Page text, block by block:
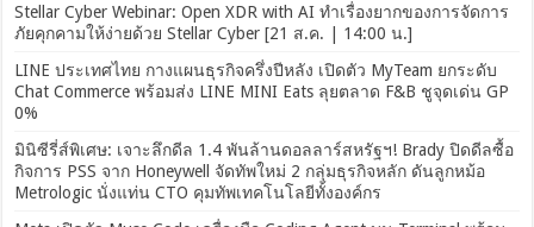
Stellar Cyber Webinar: Open XDR with AI ทำเรื่องยากของการจัดการ
ภัยคุกคามให้ง่ายด้วย Stellar Cyber [21 ส.ค. | 14:00 น.]
LINE ประเทศไทย กางแผนธุรกิจครึ่งปีหลัง เปิดตัว MyTeam ยกระดับ
Chat Commerce พร้อมส่ง LINE MINI Eats ลุยตลาด F&B ชูจุดเด่น GP
0%
มินิซีรี่ส์พิเศษ: เจาะลึกดีล 1.4 พันล้านดอลลาร์สหรัฐฯ! Brady ปิดดีลซื้อ
กิจการ PSS จาก Honeywell จัดทัพใหม่ 2 กลุ่มธุรกิจหลัก ดันลูกหม้อ
Metrologic นั่งแท่น CTO คุมทัพเทคโนโลยีทั้งองค์กร